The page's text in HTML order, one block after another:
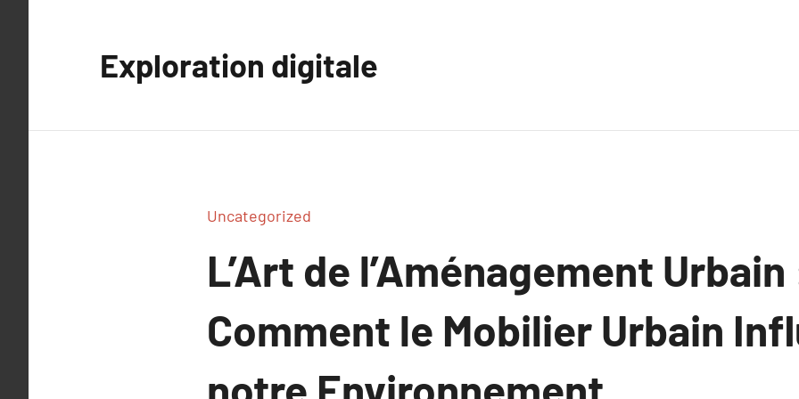
Exploration digitale
Uncategorized
L’Art de l’Aménagement Urbain
Comment le Mobilier Urbain